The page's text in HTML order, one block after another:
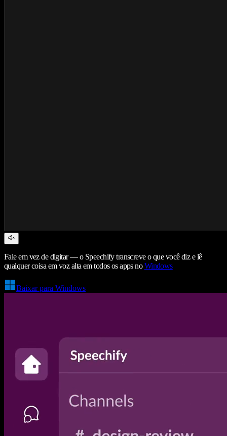
Fale em vez de digitar — o Speechify transcreve o que você diz e lê
qualquer coisa em voz alta em todos os apps noWindows
Baixar para Windows